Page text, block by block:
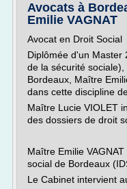
Avocats à
Emilie VAGNAT
Avocat en Droit Social
Diplômée d'un Master
de la sécurité
Bordeaux, Maître
dans cette discipline
Maître Lucie VIOLET
des dossiers de droit
Maître Emilie
social de Bordeaux
Le Cabinet intervient